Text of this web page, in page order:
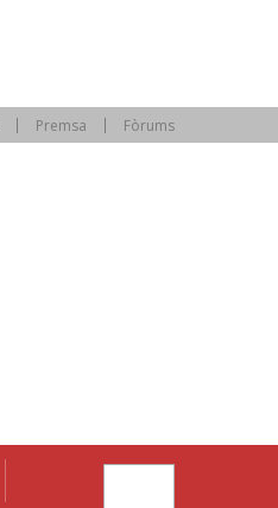
Premsa Fòrums